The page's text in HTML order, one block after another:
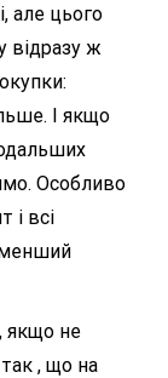
але цього
відразу ж
І якщо
Особливо
і всі
якщо не
, що на